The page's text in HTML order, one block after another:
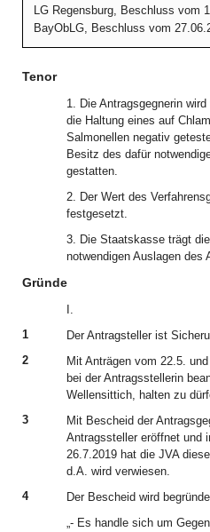
LG Regensburg, Beschluss vom
BayObLG, Beschluss vom
Tenor
1. Die Antragsgegnerin
die Haltung eines auf
Salmonellen negativ
Besitz des dafür
gestatten.
2. Der Wert des
festgesetzt.
3. Die Staatskasse trägt
notwendigen Auslagen des
Gründe
I.
1
Der Antragsteller ist
2
Mit Anträgen vom 22.5.
bei der Antragsstellerin
Wellensittich, halten zu
3
Mit Bescheid der
Antragssteller eröffnet und
26.7.2019 hat die JVA
d.A. wird verwiesen.
4
Der Bescheid wird
„- Es handle sich um